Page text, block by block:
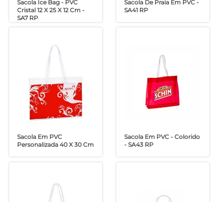
Sacola Ice Bag - PVC
Cristal 12 X 25 X 12 Cm -
SA7 RP
Sacola De Praia Em PVC -
SA41 RP
Sacola Em PVC
Personalizada 40 X 30 Cm
Sacola Em PVC - Colorido
- SA43 RP